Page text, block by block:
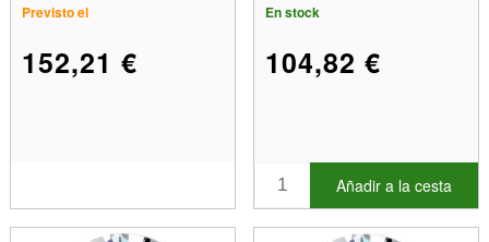
Previsto el
152,21 €
En stock
104,82 €
Añadir a la cesta